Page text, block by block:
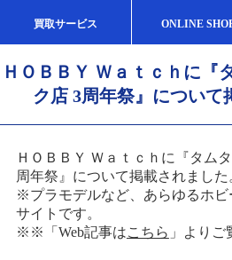
買取サービス ONLINE
ＨＯＢＢＹ Ｗａｔｃｈに『
ク店 3周年祭』について
ＨＯＢＢＹ Ｗａｔｃｈに『タム
周年祭』について掲載されました
※プラモデルなど、あらゆるホビ
サイトです。
※※「Web記事はこちら 」よりご